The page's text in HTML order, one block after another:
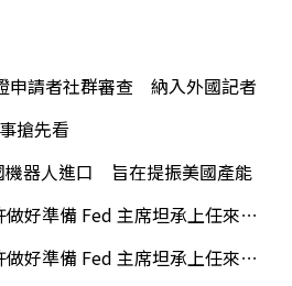
申請者社群審查 納入外國記者
搶先看
機器人進口 旨在提振美國產能
備 Fed 主席坦承上任來犯了一些錯
備 Fed 主席坦承上任來犯了一些錯